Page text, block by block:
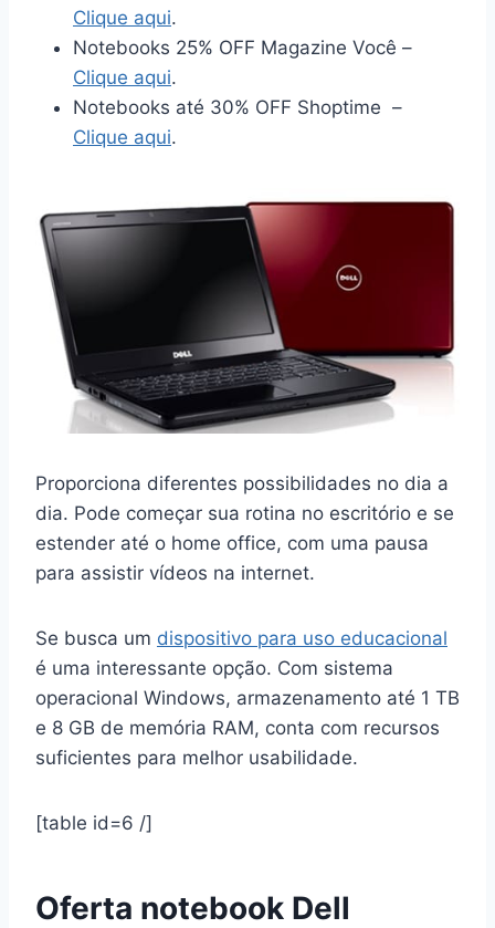
Clique aqui.
Notebooks 25% OFF Magazine Você –
Clique aqui.
Notebooks até 30% OFF Shoptime –
Clique aqui.
Proporciona diferentes possibilidades no dia a
dia. Pode começar sua rotina no escritório e se
estender até o home office, com uma pausa
para assistir vídeos na internet.
Se busca um dispositivo para uso educacional
é uma interessante opção. Com sistema
operacional Windows, armazenamento até 1 TB
e 8 GB de memória RAM, conta com recursos
suficientes para melhor usabilidade.
[table id=6 /]
Oferta notebook Dell